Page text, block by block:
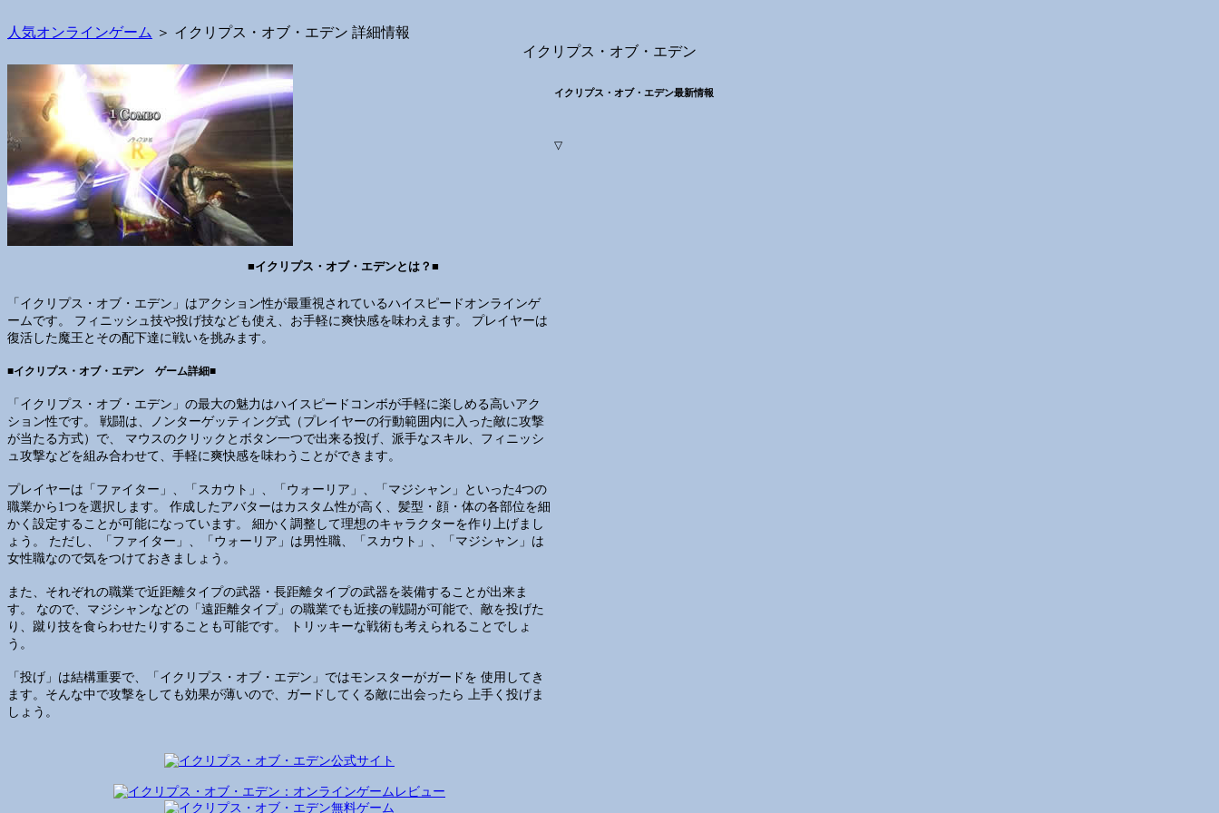
人気オンラインゲーム ＞ イクリプス・オブ・エデン 詳細情報
イクリプス・オブ・エデン
■イクリプス・オブ・エデンとは？■
「イクリプス・オブ・エデン」はアクション性が最重視されているハイスピードオンラインゲ
ームです。 フィニッシュ技や投げ技なども使え、お手軽に爽快感を味わえます。 プレイヤーは
復活した魔王とその配下達に戦いを挑みます。
■イクリプス・オブ・エデン ゲーム詳細■
「イクリプス・オブ・エデン」の最大の魅力はハイスピードコンボが手軽に楽しめる高いアク
ション性です。 戦闘は、ノンターゲッティング式（プレイヤーの行動範囲内に入った敵に攻撃
が当たる方式）で、 マウスのクリックとボタン一つで出来る投げ、派手なスキル、フィニッシ
ュ攻撃などを組み合わせて、手軽に爽快感を味わうことができます。
プレイヤーは「ファイター」、「スカウト」、「ウォーリア」、「マジシャン」といった4つの
職業から1つを選択します。 作成したアバターはカスタム性が高く、髪型・顔・体の各部位を細
かく設定することが可能になっています。 細かく調整して理想のキャラクターを作り上げまし
ょう。 ただし、「ファイター」、「ウォーリア」は男性職、「スカウト」、「マジシャン」は
女性職なので気をつけておきましょう。
また、それぞれの職業で近距離タイプの武器・長距離タイプの武器を装備することが出来ま
す。 なので、マジシャンなどの「遠距離タイプ」の職業でも近接の戦闘が可能で、敵を投げた
り、蹴り技を食らわせたりすることも可能です。 トリッキーな戦術も考えられることでしょ
う。
「投げ」は結構重要で、「イクリプス・オブ・エデン」ではモンスターがガードを 使用してき
ます。そんな中で攻撃をしても効果が薄いので、ガードしてくる敵に出会ったら 上手く投げま
しょう。
イクリプス・オブ・エデン最新情報
▽